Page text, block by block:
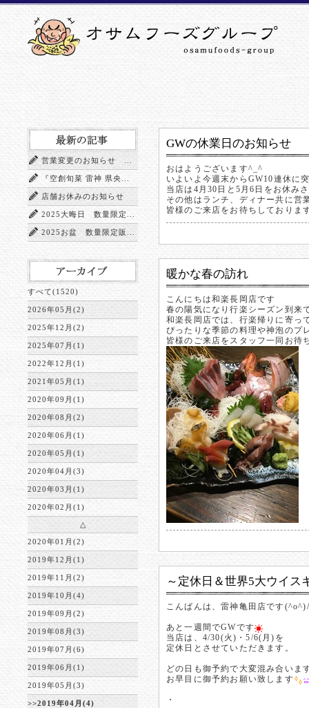
営業変更のお知らせ ...
『空創旬菜 雷神 県央...
店舗お休みのお知らせ
2025大晦日 数量限定...
2025お盆 数量限定販...
すべて(1520)
2026年05月(2)
2025年12月(2)
2025年07月(1)
2022年12月(1)
2021年05月(1)
2020年09月(1)
2020年08月(2)
2020年06月(1)
2020年05月(1)
2020年04月(3)
2020年03月(1)
2020年02月(1)
△
2020年01月(2)
2019年12月(1)
2019年11月(2)
2019年10月(4)
2019年09月(2)
2019年08月(3)
2019年07月(6)
2019年06月(1)
2019年05月(3)
>>2019年04月(4)
GWの休業日のお知らせ
おはようございます^_^
いよいよ今週末からGW10連休に
当店は4月30日と5月6日をお休み
その他はランチ、ディナー共に営
皆様のご来店をお待ちしておりま
暖かな春の訪れ
こんにちは和楽長岡店です
春の陽気になり行楽シーズン到来
和楽長岡店では、行楽帰りに寄っ
ぴったりな季節の料理や神泡のプ
皆様のご来店をスタッフ一同お待
～定休日＆世界5大ウイス
こんばんは、雷神亀田店です
あと一週間でGWです
当店は、4/30(火)・5/6(月)を
定休日とさせていただきます。
どの日も御予約で大変混み合いま
お早目に御予約お願い致します
・